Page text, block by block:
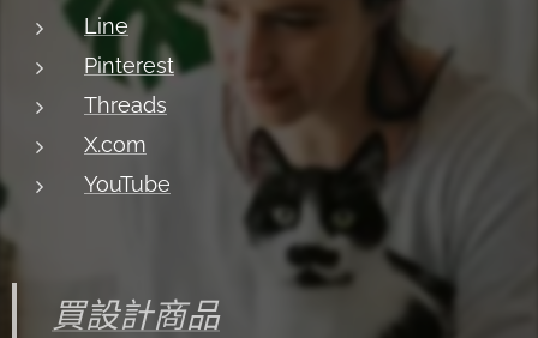
Line
Pinterest
Threads
X.com
YouTube
買設計商品